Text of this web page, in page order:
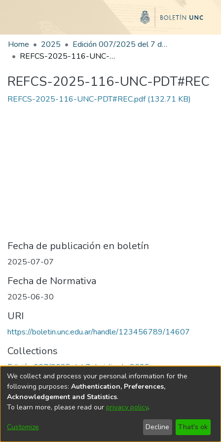
Home 2025
Edición 007/2025 del 7 de julio de 2025
REFCS-2025-116-UNC-PDT#REC
REFCS-2025-116-UNC-PDT#REC
REFCS-2025-116-UNC-PDT#REC.pdf(132.71 KB)
Fecha de publicación en boletín
2025-07-07
Fecha de Normativa
2025-06-30
URI
https://boletin.unc.edu.ar/handle/123456789/14607
Collections
Edición 007/2025 del 7 de julio de 2025
Universidad Nacional de Córdoba
We collect and process your personal information for the
following purposes: Authentication, Preferences,
Acknowledgement and Statistics.
To learn more, please read our privacy policy.
Customize Decline That's ok